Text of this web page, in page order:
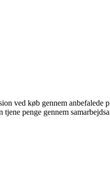
ved køb gennem anbefalede
penge gennem